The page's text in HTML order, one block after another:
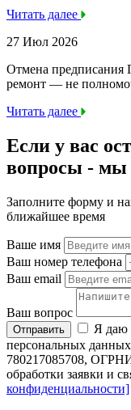
Читать далее
27 Июл 2026
Отмена предписания
ремонт — не
Читать далее
Если у вас
вопросы - мы
Заполните форму и
ближайшее время
Ваше имя
Ваш номер телефона
Ваш email
Ваш вопрос
Отправить
Я даю
персональных
780217085708,
обработки заявки и
конфиденциальности]